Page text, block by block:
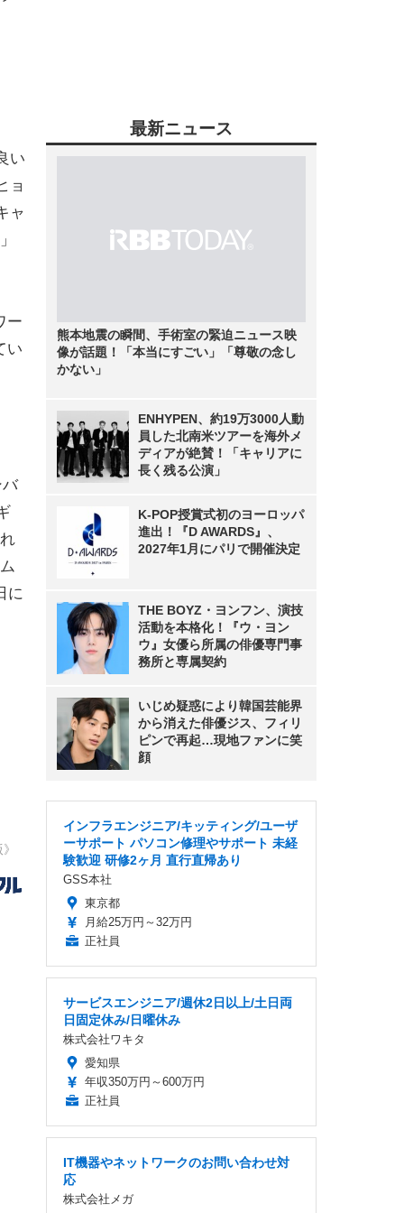
い
ョ
ャ
ー
い
に
最新ニュース
熊本地震の瞬間、手術室の緊迫ニュース映
像が話題！「本当にすごい」「尊敬の念し
かない」
ENHYPEN、約19万3000人動
員した北南米ツアーを海外メ
ディアが絶賛！「キャリアに
長く残る公演」
K-POP授賞式初のヨーロッパ
進出！『D AWARDS』、
2027年1月にパリで開催決定
THE BOYZ・ヨンフン、演技
活動を本格化！『ウ・ヨン
ウ』女優ら所属の俳優専門事
務所と専属契約
いじめ疑惑により韓国芸能界
から消えた俳優ジス、フィリ
ピンで再起…現地ファンに笑
顔
インフラエンジニア/キッティング/ユーザ
ーサポート パソコン修理やサポート 未経
験歓迎 研修2ヶ月 直行直帰あり
GSS本社
東京都
月給25万円～32万円
正社員
サービスエンジニア/週休2日以上/土日両
日固定休み/日曜休み
株式会社ワキタ
愛知県
年収350万円～600万円
正社員
IT機器やネットワークのお問い合わせ対
応
株式会社メガ